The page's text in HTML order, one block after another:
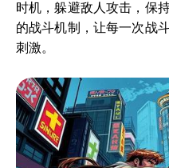
时机，躲避敌人攻击，保
的战斗机制，让每一次战
刺激。